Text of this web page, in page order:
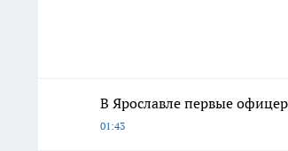
В Ярославле первые
01:43